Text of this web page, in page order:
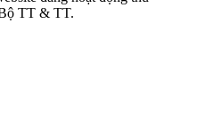
TT & TT.